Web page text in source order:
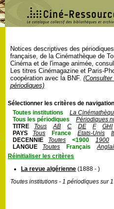
Notices descriptives des
française, de la Cinémathèque de
Cinéma et de l'image animée,
Les titres Cinémagazine et Paris-
coopération avec la BNF.
périodiques)
Sélectionner les critères de
Toutes institutions
La
Tous les périodiques
Périodiques
TITRE
Tous AB C DE F
GHI
PAYS
Tous France Etats-Unis
DECENNIE
Toutes <1900
1900
LANGUE
Toutes Français
Réinitialiser les critères
La revue algérienne (1888 - )
Toutes institutions - 1 périodiques sur